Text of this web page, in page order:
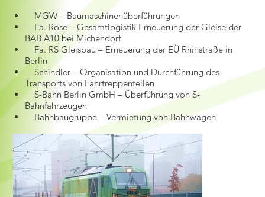
MGW – Baumaschinenüberführungen
Fa. Rose – Gesamtlogistik Erneuerung der Gleise der
BAB A10 bei Michendorf
Fa. RS Gleisbau – Erneuerung der EÜ Rhinstraße in
Berlin
Schindler – Organisation und Durchführung des
Transports von Fahrtreppenteilen
S-Bahn Berlin GmbH – Überführung von S-
Bahnfahrzeugen
Bahnbaugruppe – Vermietung von Bahnwagen​